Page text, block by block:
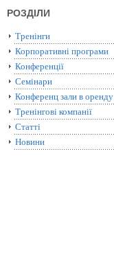
РОЗДІЛИ
Тренінги
Корпоративні програми
Конференції
Семінари
Конференц зали в оренду
Тренінгові компанії
Статті
Новини